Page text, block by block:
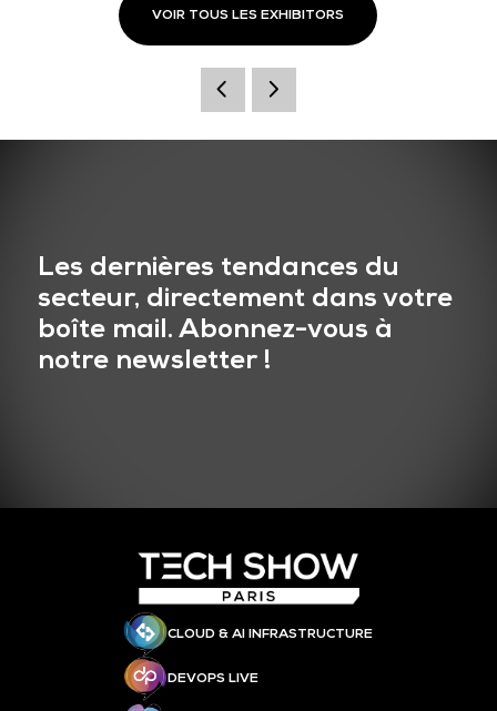
VOIR TOUS LES EXHIBITORS
Les dernières tendances du
secteur, directement dans votre
boîte mail. Abonnez-vous à
notre newsletter !
CLOUD & AI INFRASTRUCTURE
DEVOPS LIVE